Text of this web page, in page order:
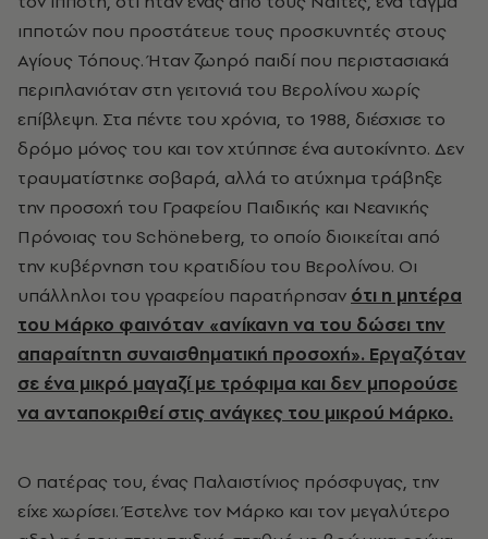
ιπποτών που προστάτευε τους προσκυνητές στους
Αγίους Τόπους. Ήταν ζωηρό παιδί που περιστασιακά
περιπλανιόταν στη γειτονιά του Βερολίνου χωρίς
επίβλεψη. Στα πέντε του χρόνια, το 1988, διέσχισε το
δρόμο μόνος του και τον χτύπησε ένα αυτοκίνητο. Δεν
τραυματίστηκε σοβαρά, αλλά το ατύχημα τράβηξε
την προσοχή του Γραφείου Παιδικής και Νεανικής
Πρόνοιας του Schöneberg, το οποίο διοικείται από
την κυβέρνηση του κρατιδίου του Βερολίνου. Οι
υπάλληλοι του γραφείου παρατήρησαν ότι η μητέρα
του Μάρκο φαινόταν «ανίκανη να του δώσει την
απαραίτητη συναισθηματική προσοχή». Εργαζόταν
σε ένα μικρό μαγαζί με τρόφιμα και δεν μπορούσε
να ανταποκριθεί στις ανάγκες του μικρού Μάρκο.
Ο πατέρας του, ένας Παλαιστίνιος πρόσφυγας, την
είχε χωρίσει. Έστελνε τον Μάρκο και τον μεγαλύτερο